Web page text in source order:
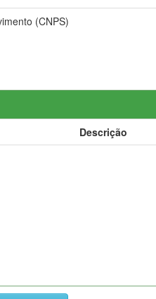
(CNPS)
Descrição